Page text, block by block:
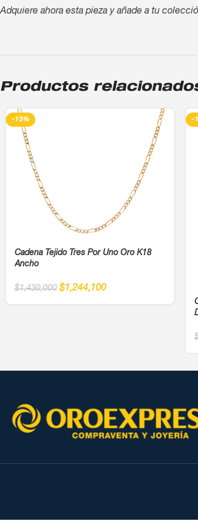
Adquiere ahora esta pieza y añade a tu
Productos
-13%
Cadena Tejido Tres Por Uno Oro K18
Ancho
$1,430,000 $1,244,100
-